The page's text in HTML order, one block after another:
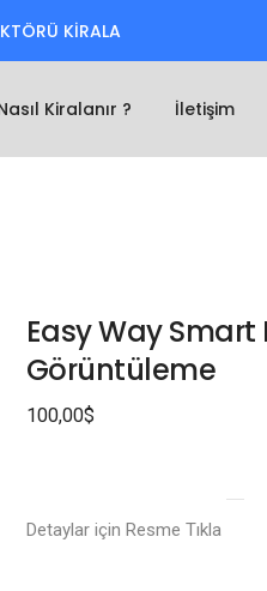
KİRALA
Kiralanır ? İletişim
Easy Way Smart
Görüntüleme
100,00$
Detaylar için Resme Tıkla